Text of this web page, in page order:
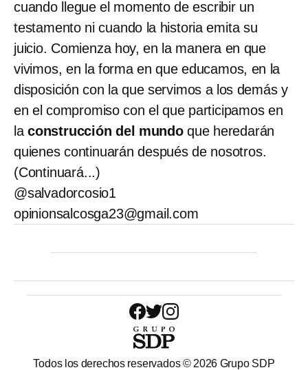
cuando llegue el momento de escribir un
testamento ni cuando la historia emita su
juicio. Comienza hoy, en la manera en que
vivimos, en la forma en que educamos, en la
disposición con la que servimos a los demás y
en el compromiso con el que participamos en
la construcción del mundoque heredarán
quienes continuarán después de nosotros.
(Continuará...)
@salvadorcosio1
opinionsalcosga23@gmail.com
Todos los derechos reservados © 2026 Grupo SDP